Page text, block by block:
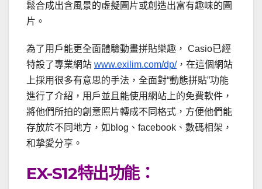
鬆合成出含風景的虛擬圖片或創造出富有趣味的圖
片。
為了用戶能更全面體驗動畫拼貼樂趣， Casio已經
特設了專業網站 www.exilim.com/dp/，在這個網站
上採用很多有意思的手法，全面對“動態拼貼”功能
進行了介紹，用戶並且能使用網站上的免費軟件，
將他們所拍的創意照片轉成不同格式，方便他們能
存放於不同地方，如blog、facebook、數碼相架，
和摯愛分享。
EX-S12特出功能：